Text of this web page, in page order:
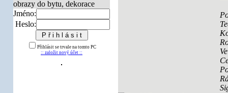
Jméno:
Heslo:
Přihlásit se trvale na tomto PC
:: založit nový účet ::